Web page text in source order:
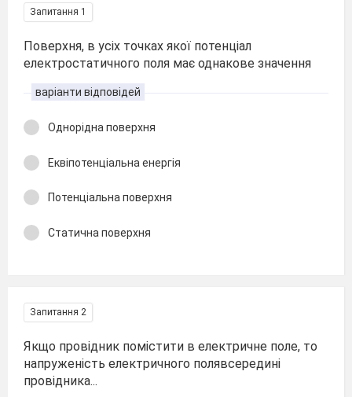
Запитання 1
Поверхня, в усіх точках якої потенціал
електростатичного поля має однакове значення
варіанти відповідей
Однорідна поверхня
Еквіпотенціальна енергія
Потенціальна поверхня
Статична поверхня
Запитання 2
Якщо провідник помістити в електричне поле, то
напруженість електричного полявсередині
провідника...